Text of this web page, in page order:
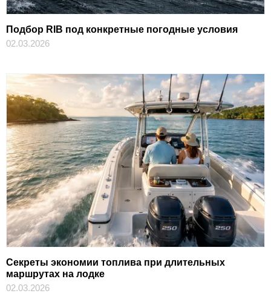
Подбор RIB под конкретные погодные условия
02.03.2026
Секреты экономии топлива при длительных
маршрутах на лодке
02.03.2026